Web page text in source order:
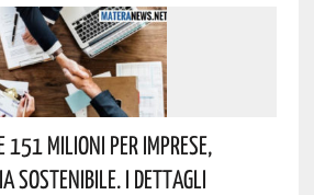
Milioni Per Imprese,
Sostenibile. I Dettagli